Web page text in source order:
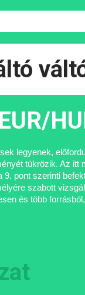
legyenek,
tükrözik. Az
pont szerinti
szabott
és több